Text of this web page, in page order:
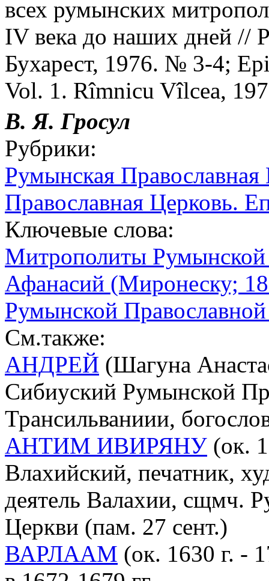
всех румынских
IV века до наших дней //
Бухарест, 1976. № 3-4;
Vol. 1. Rîmnicu Vîlcea,
В. Я. Гросул
Рубрики:
Румынская Православная
Православная Церковь.
Ключевые слова:
Митрополиты
Афанасий (Миронеску;
Румынской
См.также:
АНДРЕЙ (Шагуна
Сибиуский Румынской
Трансильваниии,
АНТИМ ИВИРЯНУ (ок.
Влахийский, печатник,
деятель Валахии, сщмч.
Церкви (пам. 27 сент.)
ВАРЛААМ (ок. 1630 г. -